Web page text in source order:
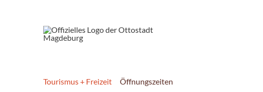
Tourismus + Freizeit Öffnungszeiten